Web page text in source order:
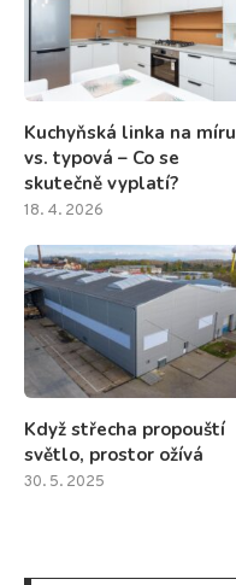
Kuchyňská linka na míru
vs. typová – Co se
skutečně vyplatí?
18. 4. 2026
Když střecha propouští
světlo, prostor ožívá
30. 5. 2025